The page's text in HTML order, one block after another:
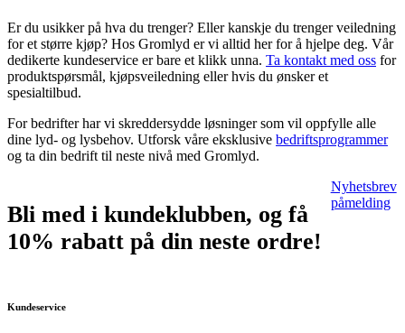
Er du usikker på hva du trenger? Eller kanskje du trenger veiledning
for et større kjøp? Hos Gromlyd er vi alltid her for å hjelpe deg. Vår
dedikerte kundeservice er bare et klikk unna. Ta kontakt med oss for
produktspørsmål, kjøpsveiledning eller hvis du ønsker et
spesialtilbud.
For bedrifter har vi skreddersydde løsninger som vil oppfylle alle
dine lyd- og lysbehov. Utforsk våre eksklusive bedriftsprogrammer
og ta din bedrift til neste nivå med Gromlyd.
Bli med i kundeklubben, og få
10% rabatt på din neste ordre!
Nyhetsbrev
påmelding
Kundeservice